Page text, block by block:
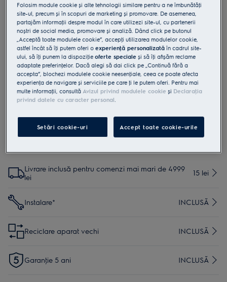
Gratarul integrat te ajuta sa gatesti mai multe tipuri de preparate cu
microundele.
Functia noastra cu microunde iti ofera posibilitatea de a gati,
reincalzi sau decongela alimentele.
Salveaza-ti setarile preferate cu functia de Favorite
Securizează-ți cuptorul cu microunde cu sistemul de siguranță pentru
copii
conform regulamentului UE 2023/988 sunt enumerate în
capitolele 1 și 2 din manualul de utilizare. Pentru utilizarea în
siguranţă a produsului, citește manualul de utilizare complet.
Livrare inclusă pentru comenzi mai mari de 4999
lei
15 lei
Instalare* INCLUSĂ
Reciclare aparat vechi INCLUSĂ
Garanţie 5 ani INCLUSĂ
Folosim module cookie și alte tehnologii similare pentru a ne îmbunătăţi
site-ul, precum și în scopuri de marketing și promovare. De asemenea,
partajăm informaţii despre modul în care utilizezi site-ul, cu partenerii
noștri de social media, promovare și analiză. Dând click pe butonul
„Acceptă toate modulele cookie”, accepţi utilizarea modulelor cookie,
astfel încât să îţi putem oferi oexperienţă personalizată în cadrul site-
ului, să îţi punem la dispoziţieoferte speciale și să îţi afișăm reclame
adaptate preferinţelor. Dacă alegi să dai click pe „Continuă fără a
accepta”, blochezi modulele cookie neesenţiale, ceea ce poate afecta
experienţa de navigare și serviciile pe care ţi le putem oferi. Pentru mai
multe informaţii, consultă Avizul privind modulele cookie și Declaraţia
privind datele cu caracter personal.
Setări cookie-uri Accept toate cookie-urile